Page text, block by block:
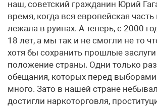
наш, советский гражданин Юрий
время, когда вся европейская
лежала в руинах. А теперь, с 2000
18 лет, а мы так и не смогли не то
хотя бы сохранить прошлые
положение страны. Одни только
обещания, которых перед
много. Зато в нашей стране
достигли наркоторговля,